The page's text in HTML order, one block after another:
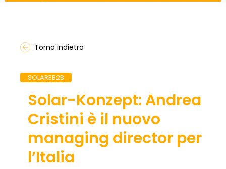
Torna indietro
SOLAREB2B
Solar-Konzept: Andrea
Cristini è il nuovo
managing director per
l’Italia